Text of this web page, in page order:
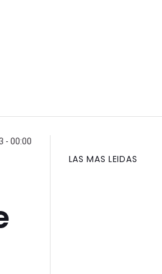
- 00:00
LAS MAS LEIDAS